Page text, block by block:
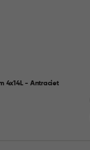
4x14L - Antraciet